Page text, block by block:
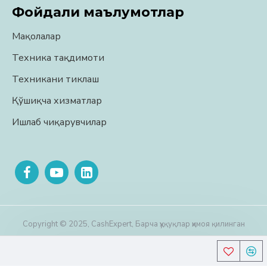
Фойдали маълумотлар
Мақолалар
Техника тақдимоти
Техникани тиклаш
Қўшиқча хизматлар
Ишлаб чиқарувчилар
Copyright © 2025, CashExpert, Барча ҳуқуқлар ҳимоя қилинган